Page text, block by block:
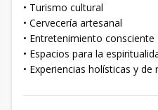
• Turismo cultural
• Cervecería artesanal
• Entretenimiento consciente
• Espacios para la
• Experiencias holísticas y de